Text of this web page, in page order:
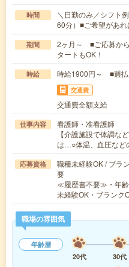
時間
＼日勤のみ／シフト
60分）■ご希望があ
期間
2ヶ月～ ■ご応募か
タートもOK！
時給 時給1900円～ ■週
交通費
交通費全額支給
仕事内容
看護師・准看護師
【介護施設で体調な
は…○体温、血圧など
応募資格
職種未経験OK / ブラ
要
≪履歴書不要≫・年齢
未経験OK・ブラン
職場の雰囲気
年齢層
20代
30代